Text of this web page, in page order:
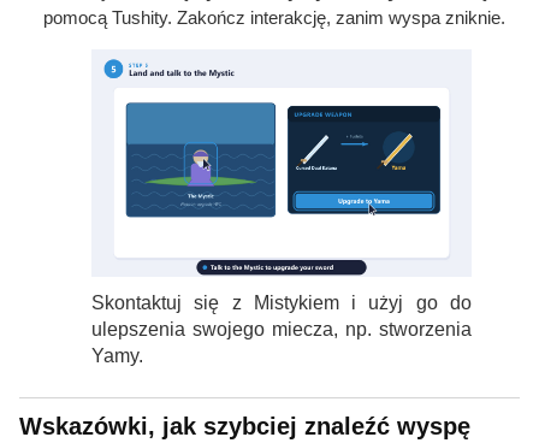
pomocą Tushity. Zakończ interakcję, zanim wyspa zniknie.
Skontaktuj się z Mistykiem i użyj go do
ulepszenia swojego miecza, np. stworzenia
Yamy.
Wskazówki, jak szybciej znaleźć wyspę